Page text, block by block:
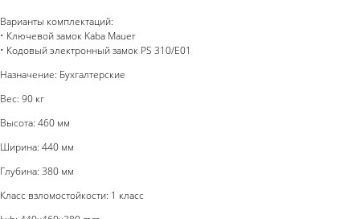
Варианты комплектаций:
• Ключевой замок Kaba Mauer
• Кодовый электронный замок PS 310/E01
Назначение: Бухгалтерские
Вес: 90 кг
Высота: 460 мм
Ширина: 440 мм
Глубина: 380 мм
Класс взломостойкости: 1 класс